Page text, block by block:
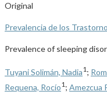
Original
Prevalencia de los
Prevalence of sleeping
Tuyani Solimán, Nadia1 ;
Requena, Rocío1 ; Amezcua